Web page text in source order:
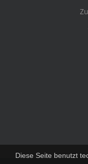
Diese Seite benutzt